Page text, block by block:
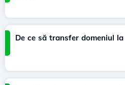
De ce să transfer domeniul